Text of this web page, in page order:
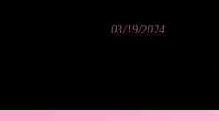
03/19/2024